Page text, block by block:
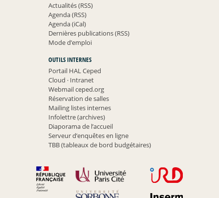
Actualités (RSS)
Agenda (RSS)
Agenda (iCal)
Dernières publications (RSS)
Mode d’emploi
OUTILS INTERNES
Portail HAL Ceped
Cloud ·Intranet
Webmail ceped.org
Réservation de salles
Mailing listes internes
Infolettre (archives)
Diaporama de l’accueil
Serveur d’enquêtes en ligne
TBB (tableaux de bord budgétaires)